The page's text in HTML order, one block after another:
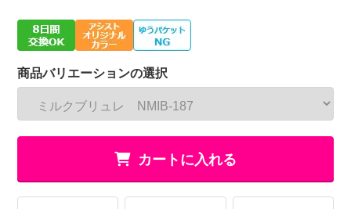
商品バリエーションの選択
カートに入れる